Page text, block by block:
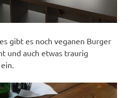
gibt es noch veganen Burger
und auch etwas traurig